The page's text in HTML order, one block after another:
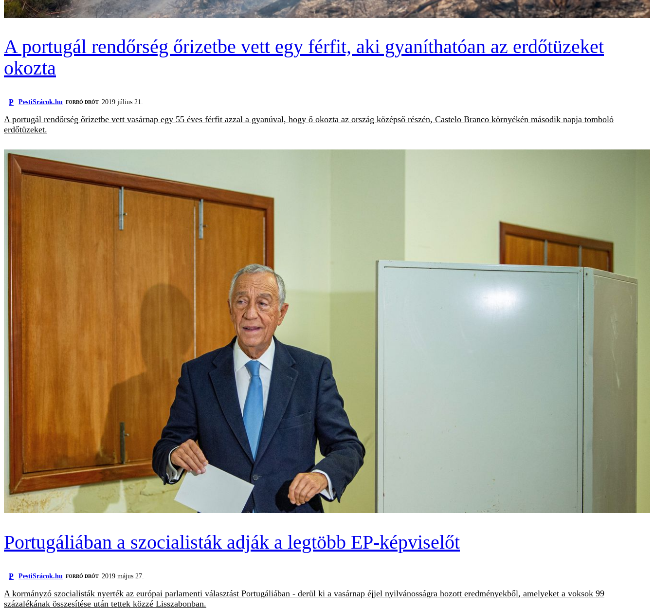
A portugál rendőrség őrizetbe vett egy férfit, aki gyaníthatóan az erdőtüzeket
okozta
P PestiSrácok.hu FORRÓ DRÓT 2019 július 21.
A portugál rendőrség őrizetbe vett vasárnap egy 55 éves férfit azzal a gyanúval, hogy ő okozta az ország középső részén, Castelo Branco környékén második napja tomboló
erdőtüzeket.
Portugáliában a szocialisták adják a legtöbb EP-képviselőt
P PestiSrácok.hu FORRÓ DRÓT 2019 május 27.
A kormányzó szocialisták nyerték az európai parlamenti választást Portugáliában - derül ki a vasárnap éjjel nyilvánosságra hozott eredményekből, amelyeket a voksok 99
százalékának összesítése után tettek közzé Lisszabonban.